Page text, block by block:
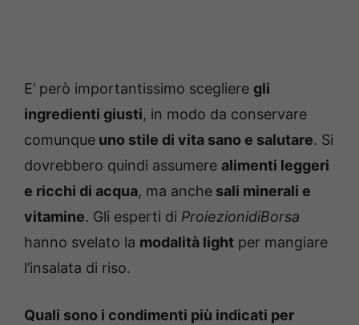
E’ però importantissimo scegliere gli
ingredienti giusti, in modo da conservare
comunque uno stile di vita sano e salutare. Si
dovrebbero quindi assumere alimenti leggeri
e ricchi di acqua, ma anche sali minerali e
vitamine. Gli esperti di ProiezionidiBorsa
hanno svelato la modalità light per mangiare
l’insalata di riso.
Quali sono i condimenti più indicati per